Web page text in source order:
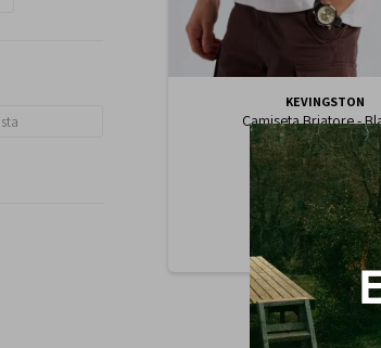
KEVINGSTON
Camiseta Briatore -
$2.190
$